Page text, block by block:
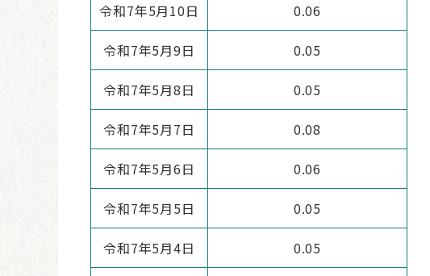
令和7年5月10日 0.06
令和7年5月9日 0.05
令和7年5月8日 0.05
令和7年5月7日 0.08
令和7年5月6日 0.06
令和7年5月5日 0.05
令和7年5月4日 0.05